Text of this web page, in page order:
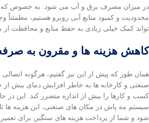
در میزان مصرف برق و آب می شود. به خصوص که
محدودیت و کمبود منابع آبی روبرو هستیم،
تواند کمک خیلی زیادی به حفظ منابع و محافظت
کاهش هزینه ها و مقرون به
همان طور که پیش از این نیز گفتیم، هرگونه
صنعتی و کارخانه ها به خاطر افزایش دمای بیش از
کسب و کارها را بیش از اندازه متضرر کند. این در
سیستم مه پاش در مکان های صنعتی، این هزینه ها
شود و شما از پرداخت هزینه های سنگین برای تعمیر